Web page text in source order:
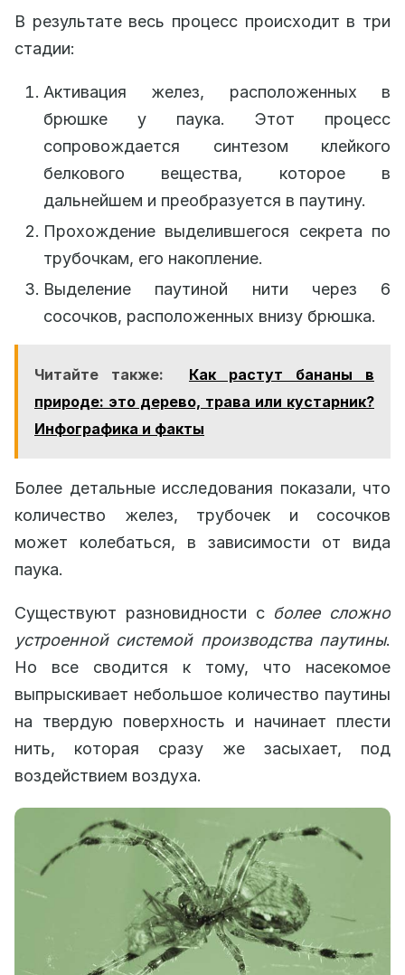
В результате весь процесс происходит в три
стадии:
Активация желез, расположенных в
брюшке у паука. Этот процесс
сопровождается синтезом клейкого
белкового вещества, которое в
дальнейшем и преобразуется в паутину.
Прохождение выделившегося секрета по
трубочкам, его накопление.
Выделение паутиной нити через 6
сосочков, расположенных внизу брюшка.
Читайте также:
Как растут бананы в
природе: это дерево, трава или кустарник?
Инфографика и факты
Более детальные исследования показали, что
количество желез, трубочек и сосочков
может колебаться, в зависимости от вида
паука.
Существуют разновидности с более сложно
устроенной системой производства паутины.
Но все сводится к тому, что насекомое
выпрыскивает небольшое количество паутины
на твердую поверхность и начинает плести
нить, которая сразу же засыхает, под
воздействием воздуха.